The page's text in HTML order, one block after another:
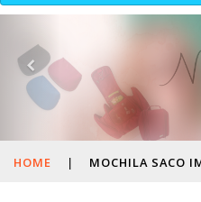
HOME | MOCHILA SACO